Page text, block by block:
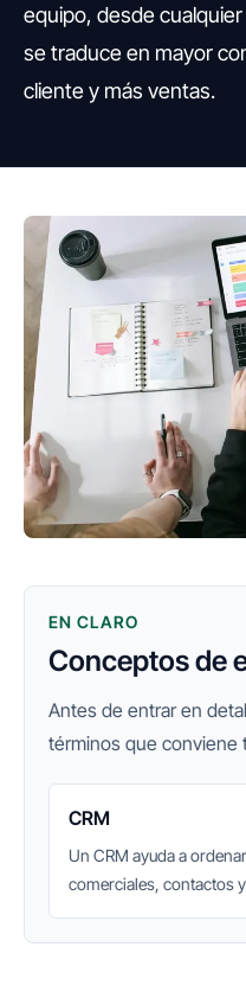
equipo, desde
se traduce en mayor
cliente y más ventas.
EN CLARO
Conceptos de
Antes de entrar en
términos que conviene
CRM
Un CRM ayuda a
comerciales, contactos